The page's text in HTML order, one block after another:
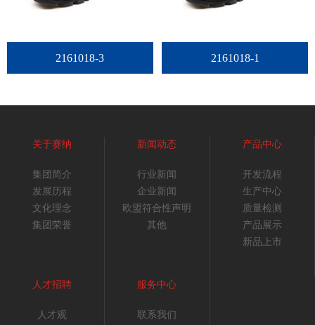
2161018-3 2161018-1
关于赛纳
集团简介
发展历程
文化理念
集团荣誉
新闻动态
行业新闻
企业新闻
欧盟符合性声明
其他
产品中心
开发流程
生产中心
质量检测
产品展示
新品上市
人才招聘
人才观
服务中心
联系我们